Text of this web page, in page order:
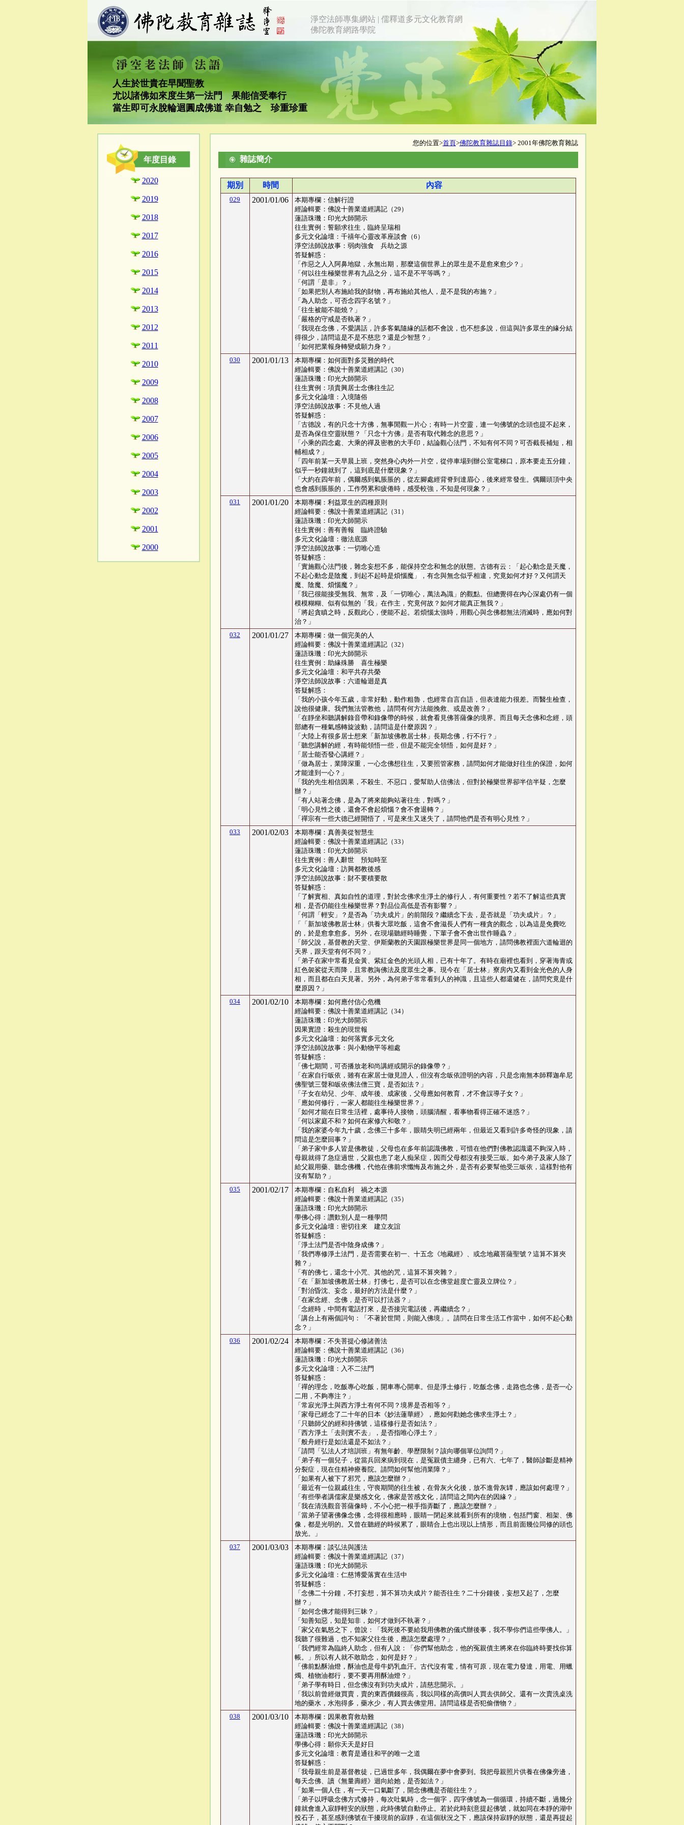
淨空法師專集網站 | 儒釋道多元文化教育網
佛陀教育網路學院
人生於世貴在早聞聖教
尤以諸佛如來度生第一法門 果能信受奉行
當生即可永脫輪迴圓成佛道 幸自勉之 珍重珍重
年度目錄
2020
2019
2018
2017
2016
2015
2014
2013
2012
2011
2010
2009
2008
2007
2006
2005
2004
2003
2002
2001
2000
您的位置>首頁>佛陀教育雜誌目錄> 2001年佛陀教育雜誌
雜誌簡介
期別 時間 內容
029 2001/01/06 本期專欄： 信解行證
經論輯要：佛說十善業道經講記（29）
蓮語珠璣：印光大師開示
往生實例 ： 誓願求往生，臨終呈瑞相
多元文化論壇： 千禧年心靈改革座談會（6）
淨空法師說故事： 弱肉強食 兵劫之源
答疑解惑：
「 作惡之人入阿鼻地獄，永無出期，那麼這個世界上的眾生是不是愈來愈少？ 」
「 何以往生極樂世界有九品之分，這不是不平等嗎？ 」
「 何謂「是非」？ 」
「 如果把別人布施給我的財物，再布施給其他人，是不是我的布施？ 」
「 為人助念，可否念四字名號？ 」
「 往生被能不能燒？ 」
「 嚴格的守戒是否執著？ 」
「 我現在念佛，不愛講話，許多客氣隨緣的話都不會說，也不想多說，但這與許多眾生的緣分結
得很少，請問這是不是不慈悲？還是少智慧？ 」
「 如何把業報身轉變成願力身？ 」
030
2001/01/13
本期專欄：如何面對多災難的時代
經論輯要：佛說十善業道經講記（30）
蓮語珠璣：印光大師開示
往生實例 ： 項貴興居士念佛往生記
多元文化論壇： 入境隨俗
淨空法師說故事： 不見他人過
答疑解惑：
「 古德說，有的只念十方佛，無事閒觀一片心；有時一片空靈，連一句佛號的念頭也提不起來，
是否為保住空靈狀態？「只念十方佛」是否有取代雜念的意思？ 」
「 小乘的四念處、大乘的禪及密教的大手印，結論觀心法門，不知有何不同？可否截長補短，相
輔相成？ 」
「 四年前某一天早晨上班，突然身心內外一片空，從停車場到辦公室電梯口，原本要走五分鐘，
似乎一秒鐘就到了，這到底是什麼現象？ 」
「 大約在四年前，偶爾感到氣脹脹的，從左腳處經背脊到達眉心，後來經常發生。偶爾頭頂中央
也會感到脹脹的，工作勞累和疲倦時，感受較強，不知是何現象？ 」
031
2001/01/20 本期專欄： 利益眾生的四種原則
經論輯要：佛說十善業道經講記（31）
蓮語珠璣：印光大師開示
往生實例 ： 善有善報 臨終證驗
多元文化論壇： 徹法底源
淨空法師說故事： 一切唯心造
答疑解惑：
「 實施觀心法門後，雜念妄想不多，能保持空念和無念的狀態。古德有云：「起心動念是天魔，
不起心動念是陰魔，到起不起時是煩惱魔」
，有念與無念似乎相違，究竟如何才好？又何謂天
魔、陰魔、煩惱魔？ 」
「 我已很能接受無我、無常，及「一切唯心，萬法為識」的觀點。但總覺得在內心深處仍有一個
模模糊糊、似有似無的「我」在作主，究竟何故？如何才能真正無我？ 」
「 將起貪瞋之時，反觀此心，便能不起。若煩惱太強時，用觀心與念佛都無法消滅時，應如何對
治？ 」
032
2001/01/27 本期專欄： 做一個完美的人
經論輯要：佛說十善業道經講記（32）
蓮語珠璣：印光大師開示
往生實例 ： 助緣殊勝 喜生極樂
多元文化論壇： 和平共存共榮
淨空法師說故事： 六道輪迴是真
答疑解惑：
「 我的小孩今年五歲，非常好動，動作粗魯，也經常自言自語，但表達能力很差。而醫生檢查，
說他很健康。我們無法管教他，請問有何方法能挽救、或是改善？ 」
「 在靜坐和聽講解錄音帶和錄像帶的時候，就會看見佛菩薩像的境界。而且每天念佛和念經，頭
部總有一種氣感轉旋波動，請問這是什麼原因？ 」
「 大陸上有很多居士想來「新加坡佛教居士林」長期念佛，行不行？ 」
「 聽您講解的經，有時能領悟一些，但是不能完全領悟，如何是好？ 」
「 居士能否發心講經？ 」
「 做為居士，業障深重，一心念佛想往生，又要照管家務，請問如何才能做好往生的保證，如何
才能達到一心？ 」
「 我的先生相信因果，不殺生、不惡口，愛幫助人信佛法，但對於極樂世界卻半信半疑，怎麼
辦？ 」
「 有人站著念佛，是為了將來能夠站著往生，對嗎？ 」
「 明心見性之後，還會不會起煩惱？會不會退轉？ 」
「 禪宗有一些大德已經開悟了，可是來生又迷失了，請問他們是否有明心見性？ 」
033
2001/02/03 本期專欄： 真善美從智慧生
經論輯要：佛說十善業道經講記（33）
蓮語珠璣：印光大師開示
往生實例 ： 善人辭世 預知時至
多元文化論壇： 訪興都教後感
淨空法師說故事： 財不要積要散
答疑解惑：
「 了解實相、真如自性的道理，對於念佛求生淨土的修行人，有何重要性？若不了解這些真實
相，是否仍能往生極樂世界？對品位高低是否有影響？ 」
「 何謂「輕安」？是否為「功夫成片」的前階段？繼續念下去，是否就是「功夫成片」？ 」
「
「新加坡佛教居士林」供養大眾吃飯，這會不會滋長人們有一種貪的觀念，以為這是免費吃
的，於是愈拿愈多。另外，在現場聽經時睡覺，下輩子會不會出世作睡蟲？ 」
「 師父說，基督教的天堂、伊斯蘭教的天園跟極樂世界是同一個地方，請問佛教裡面六道輪迴的
天界，跟天堂有何不同？ 」
「 弟子在家中常看見金黃、紫紅金色的光頭人相，已有十年了。有時在廟裡也看到，穿著海青或
紅色袈裟從天而降，且常教誨佛法及度眾生之事。現今在「居士林」寮房內又看到金光色的人身
相，而且都在白天見著。另外，為何弟子常常看到人的神識，且這些人都還健在，請問究竟是什
麼原因？ 」
034
2001/02/10 本期專欄： 如何應付信心危機
經論輯要：佛說十善業道經講記（34）
蓮語珠璣：印光大師開示
因果實證： 殺生的現世報
多元文化論壇： 如何落實多元文化
淨空法師說故事： 與小動物平等相處
答疑解惑：
「 佛七期間，可否播放老和尚講經或開示的錄像帶？ 」
「 在家自行皈依，雖有在家居士做見證人，但沒有念皈依證明的內容，只是念南無本師釋迦牟尼
佛聖號三聲和皈依佛法僧三寶，是否如法？ 」
「 子女在幼兒、少年、成年後、成家後，父母應如何教育，才不會誤導子女？ 」
「 應如何修行，一家人都能往生極樂世界？ 」
「 如何才能在日常生活裡，處事待人接物，頭腦清醒，看事物看得正確不迷惑？ 」
「 何以家庭不和？如何在家修六和敬？ 」
「 我的家婆今年九十歲，念佛三十多年，眼睛失明已經兩年，但最近又看到許多奇怪的現象，請
問這是怎麼回事？ 」
「 弟子家中多人皆是佛教徒，父母也在多年前認識佛教，可惜在他們對佛教認識還不夠深入時，
母親就得了急症過世，父親也患了老人痴呆症，因而父母都沒有接受三皈。如今弟子及家人除了
給父親用藥、聽念佛機，代他在佛前求懺悔及布施之外，是否有必要幫他受三皈依，這樣對他有
沒有幫助？ 」
035
2001/02/17 本期專欄： 自私自利 禍之本源
經論輯要：佛說十善業道經講記（35）
蓮語珠璣：印光大師開示
學佛心得： 讚歎別人是一種學問
多元文化論壇： 密切往來 建立友誼
答疑解惑：
「 淨土法門是否中陰身成佛？ 」
「 我們專修淨土法門，是否需要在初一、十五念《地藏經》、或念地藏菩薩聖號？這算不算夾
雜？ 」
「 有的佛七，還念十小咒、其他的咒，這算不算夾雜？ 」
「 在「新加坡佛教居士林」打佛七，是否可以在念佛堂超度亡靈及立牌位？ 」
「 對治昏沈、妄念，最好的方法是什麼？ 」
「 在家念經、念佛，是否可以打法器？ 」
「 念經時，中間有電話打來，是否接完電話後，再繼續念？ 」
「 講台上有兩個詞句：「不著於世間，則能入佛境」。請問在日常生活工作當中，如何不起心動
念？ 」
036
2001/02/24 本期專欄： 不失菩提心修諸善法
經論輯要：佛說十善業道經講記（36）
蓮語珠璣：印光大師開示
多元文化論壇： 入不二法門
答疑解惑：
「 禪的理念，吃飯專心吃飯，開車專心開車。但是淨土修行，吃飯念佛，走路也念佛，是否一心
二用，不夠專注？ 」
「 常寂光淨土與西方淨土有何不同？境界是否相等？ 」
「 家母已經念了二十年的日本《妙法蓮華經》，應如何勸她念佛求生淨土？ 」
「 只聽師父的經和持佛號，這樣修行是否如法？ 」
「 西方淨土「去則實不去」，是否指唯心淨土？ 」
「 般舟經行是如法還是不如法？ 」
「 請問「弘法人才培訓班」有無年齡、學歷限制？該向哪個單位詢問？ 」
「 弟子有一個兒子，從當兵回來病到現在，是冤親債主纏身，已有六、七年了，醫師診斷是精神
分裂症，現在住精神療養院。請問如何幫他消業障？ 」
「 如果有人被下了邪咒，應該怎麼辦？ 」
「 最近有一位親戚往生，守喪期間的往生被，在骨灰火化後，放不進骨灰罈，應該如何處理？ 」
「 有些學者講儒家是樂感文化，佛家是苦感文化，請問這之間內在的因緣？ 」
「 我在清洗觀音菩薩像時，不小心把一根手指弄斷了，應該怎麼辦？ 」
「 當弟子望著佛像念佛，念得很相應時，眼睛一閉起來就看到所有的境物，包括門窗、相架、佛
像，都是光明的。又曾在聽經的時候累了，眼睛合上也出現以上情形，而且前面幾位同修的頭也
放光。
」
037
2001/03/03 本期專欄： 談弘法與護法
經論輯要：佛說十善業道經講記（37）
蓮語珠璣：印光大師開示
多元文化論壇： 仁慈博愛落實在生活中
答疑解惑：
「 念佛二十分鐘，不打妄想，算不算功夫成片？能否往生？二十分鐘後，妄想又起了，怎麼
辦？ 」
「 如何念佛才能得到三昧？ 」
「 知善知惡，知是知非，如何才做到不執著？ 」
「 家父在氣怒之下，曾說：「我死後不要給我用佛教的儀式辦後事，我不學你們這些學佛人。」
我聽了很難過，也不知家父往生後，應該怎麼處理？ 」
「 我們經常為臨終人助念，但有人說：「你們幫他助念，他的冤親債主將來在你臨終時要找你算
帳。」所以有人就不敢助念，如何是好？ 」
「 佛前點酥油燈，酥油也是母牛奶乳血汗。古代沒有電，情有可原，現在電力發達，用電、用蠟
燭、植物油都行，要不要再用酥油燈？ 」
「 弟子學有時日，但念佛沒有到功夫成片，請慈悲開示。
」
「 我以前曾經做買賣，賣的東西價錢很高，我以同樣的高價叫人買去供師父。還有一次賣洗桌洗
地的藥水，水泡得多，藥水少，有人買去佛堂用。請問這樣是否犯偷僧物？ 」
038
2001/03/10 本期專欄： 因果教育救劫難
經論輯要：佛說十善業道經講記（38）
蓮語珠璣：印光大師開示
學佛心得： 願你天天是好日
多元文化論壇： 教育是通往和平的唯一之道
答疑解惑：
「 我母親生前是基督教徒，已過世多年，我偶爾在夢中會夢到。我把母親照片供養在佛像旁邊，
每天念佛、讀《無量壽經》迴向給她，是否如法？ 」
「 如果一個人住，有一天一口氣斷了，開念佛機是否能往生？ 」
「 弟子以呼吸念佛方式修持，每次吐氣時，念一個字，四字佛號為一個循環，持續不斷，過幾分
鐘就會進入寂靜輕安的狀態，此時佛號自動停止。若於此時刻意提起佛號，就如同在本靜的湖中
投石子，甚至感到佛號在干擾現前的寂靜，在這個狀況之下，應該保持寂靜的狀態，還是再提起